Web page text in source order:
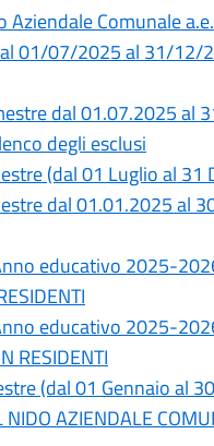
Aziendale Comunale
01/07/2025 al 31/12/
dal 01.07.2025 al
degli esclusi
(dal 01 Luglio al 31
dal 01.01.2025 al
educativo 2025-
educativo 2025-
RESIDENTI
(dal 01 Gennaio al
NIDO AZIENDALE